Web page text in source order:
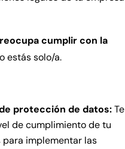
cumplir con la
estás solo/a.
protección de datos:Te
de cumplimiento de tu
implementar las